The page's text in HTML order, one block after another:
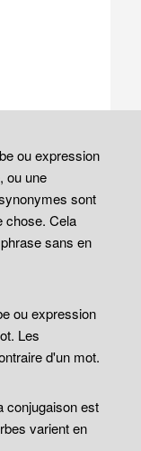
ou expression
ou une
sont
chose. Cela
sans en
ou expression
Les
d'un mot.
conjugaison est
varient en